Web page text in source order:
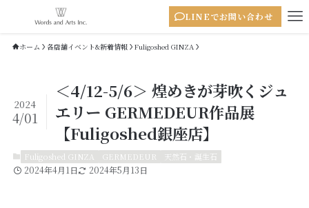
LINEでお問い合わせ
ホーム 各店舗イベント&新着情報 Fuligoshed GINZA
＜4/12-5/6＞ 煌めきが芽吹くジュ
エリー GERMEDEUR作品展
【Fuligoshed銀座店】
2024
4/01
Fuligoshed GINZA GERMEDEUR 天然石・誕生石
2024年4月1日 2024年5月13日